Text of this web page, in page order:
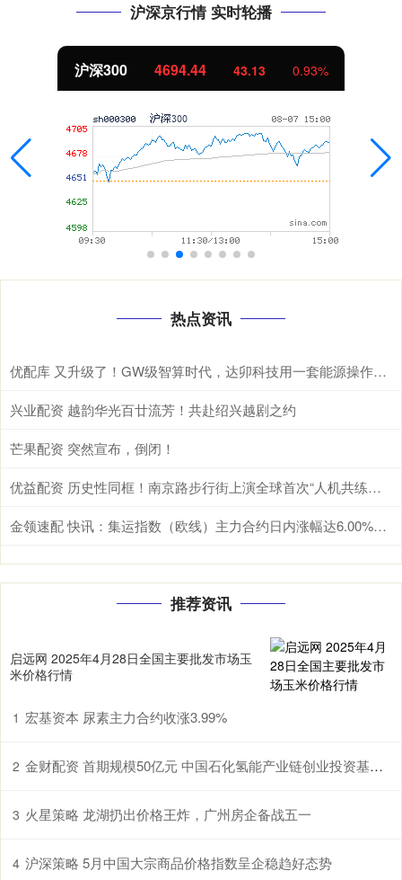
沪深京行情 实时轮播
沪深300 4694.44 43.13 0.93%
热点资讯
优配库 又升级了！GW级智算时代，达卯科技用一套能源操作系统重新定义算电协同
兴业配资 越韵华光百廿流芳！共赴绍兴越剧之约
芒果配资 突然宣布，倒闭！
优益配资 历史性同框！南京路步行街上演全球首次“人机共练瑜伽”
金领速配 快讯：集运指数（欧线）主力合约日内涨幅达6.00%，现报2118.0点
推荐资讯
启远网 2025年4月28日全国主要批发市场玉
米价格行情
1 宏基资本 尿素主力合约收涨3.99%
2 金财配资 首期规模50亿元 中国石化氢能产业链创业投资基金设立
3 火星策略 龙湖扔出价格王炸，广州房企备战五一
4 沪深策略 5月中国大宗商品价格指数呈企稳趋好态势